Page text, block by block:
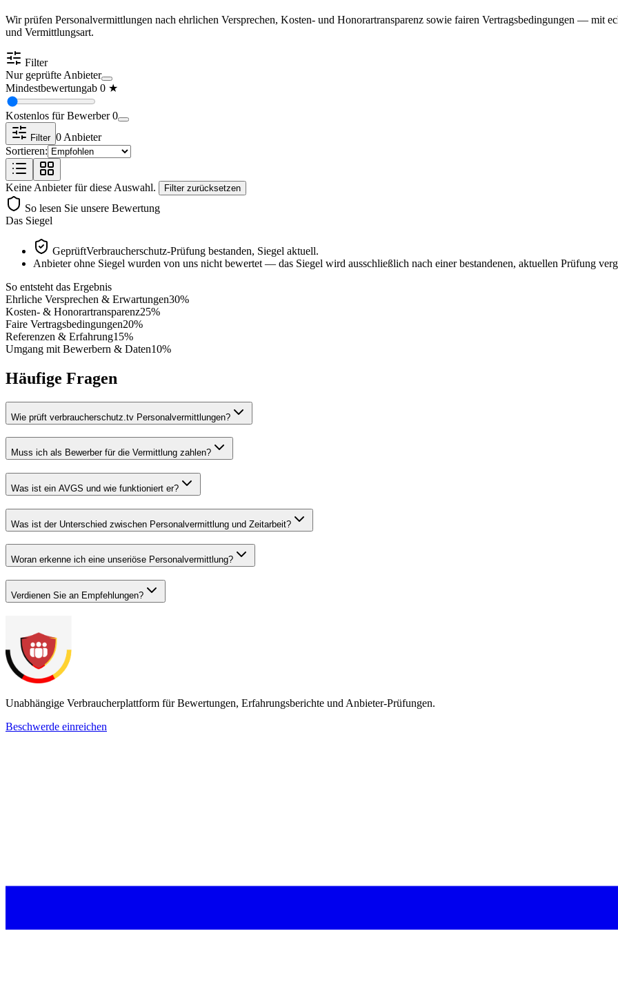
Wir prüfen Personalvermittlungen nach ehrlichen Versprechen, Kosten- und Honorartransparenz sowie fairen Vertragsbedingungen — mit
und Vermittlungsart.
Filter
Nur geprüfte Anbieter
Mindestbewertungab 0 ★
Kostenlos für Bewerber 0
Filter 0 Anbieter
Sortieren:
Keine Anbieter für diese Auswahl. Filter zurücksetzen
So lesen Sie unsere Bewertung
Das Siegel
GeprüftVerbraucherschutz-Prüfung bestanden, Siegel aktuell.
Anbieter ohne Siegel wurden von uns nicht bewertet — das Siegel wird ausschließlich nach einer bestandenen, aktuellen Prüfung
So entsteht das Ergebnis
Ehrliche Versprechen & Erwartungen30%
Kosten- & Honorartransparenz25%
Faire Vertragsbedingungen20%
Referenzen & Erfahrung15%
Umgang mit Bewerbern & Daten10%
Häufige Fragen
Wie prüft verbraucherschutz.tv Personalvermittlungen?
Muss ich als Bewerber für die Vermittlung zahlen?
Was ist ein AVGS und wie funktioniert er?
Was ist der Unterschied zwischen Personalvermittlung und Zeitarbeit?
Woran erkenne ich eine unseriöse Personalvermittlung?
Verdienen Sie an Empfehlungen?
Unabhängige Verbraucherplattform für Bewertungen, Erfahrungsberichte und Anbieter-Prüfungen.
Beschwerde einreichen